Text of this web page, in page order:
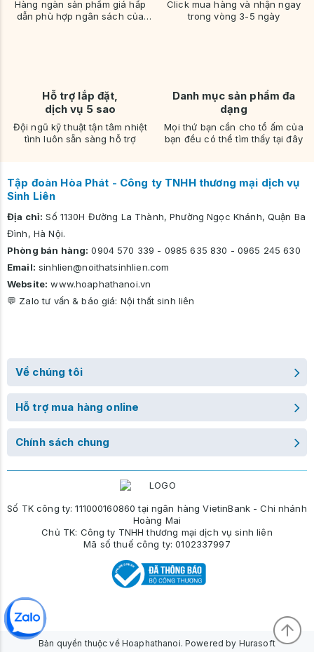
Hàng ngàn sản phẩm giá hấp
dẫn phù hợp ngân sách của
Click mua hàng và nhận ngay
trong vòng 3-5 ngày
Hỗ trợ lắp đặt,
dịch vụ 5 sao
Đội ngũ kỹ thuật tận tâm nhiệt
tình luôn sẵn sàng hỗ trợ
Danh mục sản phẩm đa
dạng
Mọi thứ bạn cần cho tổ ấm của
bạn đều có thể tìm thấy tại đây
Tập đoàn Hòa Phát - Công ty TNHH thương mại dịch vụ
Sinh Liên
Địa chỉ: Số 1130H Đường La Thành, Phường Ngọc Khánh, Quận Ba
Đình, Hà Nội.
Phòng bán hàng: 0904 570 339 - 0985 635 830 - 0965 245 630
Email: sinhlien@noithatsinhlien.com
Website: www.hoaphathanoi.vn
💬 Zalo tư vấn & báo giá: Nội thất sinh liên
Về chúng tôi
Hỗ trợ mua hàng online
Chính sách chung
Số TK công ty: 111000160860 tại ngân hàng VietinBank - Chi nhánh
Hoàng Mai
Chủ TK: Công ty TNHH thương mại dịch vụ sinh liên
Mã số thuế công ty: 0102337997
Bản quyền thuộc về Hoaphathanoi. Powered by Hurasoft